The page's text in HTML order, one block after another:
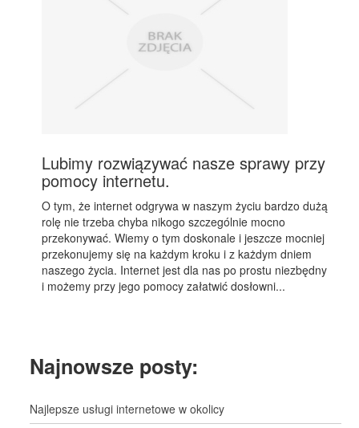
Lubimy rozwiązywać nasze sprawy przy
pomocy internetu.
O tym, że internet odgrywa w naszym życiu bardzo dużą
rolę nie trzeba chyba nikogo szczególnie mocno
przekonywać. Wiemy o tym doskonale i jeszcze mocniej
przekonujemy się na każdym kroku i z każdym dniem
naszego życia. Internet jest dla nas po prostu niezbędny
i możemy przy jego pomocy załatwić dosłowni...
Najnowsze posty:
Najlepsze usługi internetowe w okolicy